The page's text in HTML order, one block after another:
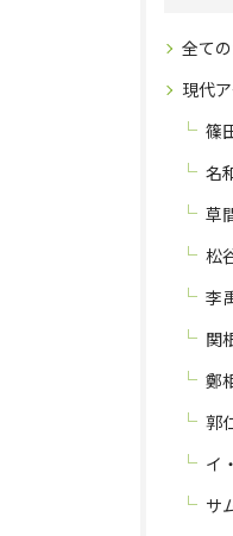
全て
現代
篠
名
草
松
李
関
鄭
郭
イ
サ